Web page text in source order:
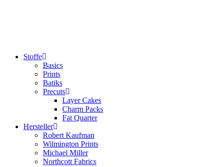
Stoffe
Basics
Prints
Batiks
Precuts
Layer Cakes
Charm Packs
Fat Quarter
Hersteller
Robert Kaufman
Wilmington Prints
Michael Miller
Northcott Fabrics